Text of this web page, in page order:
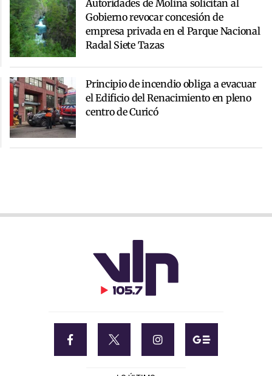
Autoridades de Molina solicitan al
Gobierno revocar concesión de
empresa privada en el Parque Nacional
Radal Siete Tazas
Principio de incendio obliga a evacuar
el Edificio del Renacimiento en pleno
centro de Curicó